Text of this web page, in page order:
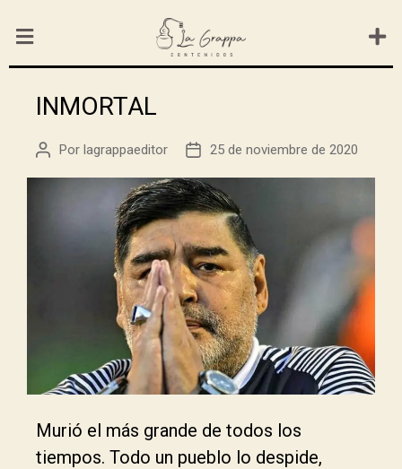
INMORTAL
Por lagrappaeditor 25 de noviembre de 2020
Murió el más grande de todos los
tiempos. Todo un pueblo lo despide,